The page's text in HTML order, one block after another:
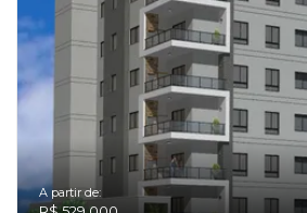
A partir de: